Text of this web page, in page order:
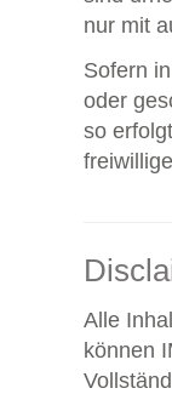
nur mit
Sofern
oder
so
Alle
können